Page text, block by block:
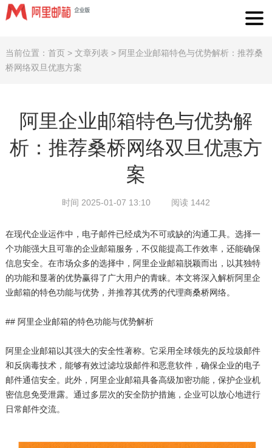
当前位置： 首页> 文章列表 > 阿里企业邮箱特色与优势解析：推荐桑
桥网络双旦优惠方案
阿里企业邮箱特色与优势解
析：推荐桑桥网络双旦优惠方
案
时间 2025-01-07 13:10 阅读 1442
在现代企业运作中，电子邮件已经成为不可或缺的沟通工具。选择一
个功能强大且可靠的企业邮箱服务，不仅能提高工作效率，还能确保
信息安全。在市场众多的选择中，阿里企业邮箱脱颖而出，以其独特
的功能和显著的优势赢得了广大用户的青睐。本文将深入解析阿里企
业邮箱的特色功能与优势，并推荐其优秀的代理商桑桥网络。
## 阿里企业邮箱的特色功能与优势解析
阿里企业邮箱以其强大的安全性著称。它采用全球领先的反垃圾邮件
和反病毒技术，能够有效过滤垃圾邮件和恶意软件，确保企业的电子
邮件通信安全。此外，阿里企业邮箱具备高级加密功能，保护企业机
密信息免受泄露。通过多层次的安全防护措施，企业可以放心地进行
日常邮件交流。